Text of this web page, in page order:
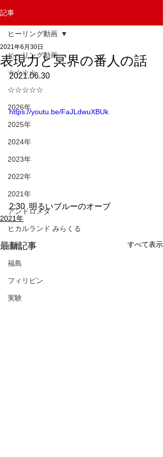
記事
ヒーリング動画
☆☆☆☆
☆☆☆☆☆
2026年
2025年
2024年
2023年
2022年
2021年
アンドロメダ
ヒカルランド みらくる
函館
福島
フィリピン
実験
ヒーリング動画
表現力と冥界の番人の話
2021年6月30日
2021.06.30
https://youtu.be/FaJLdwuXBUk
2:30  明るいブルーのオーブ
2021年
最新記事 すべて表示